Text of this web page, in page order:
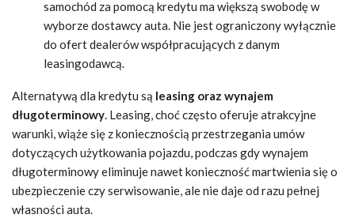
samochód za pomocą kredytu ma większą swobodę w
wyborze dostawcy auta. Nie jest ograniczony wyłącznie
do ofert dealerów współpracujących z danym
leasingodawcą.
Alternatywą dla kredytu są leasing oraz wynajem
długoterminowy. Leasing, choć często oferuje atrakcyjne
warunki, wiąże się z koniecznością przestrzegania umów
dotyczących użytkowania pojazdu, podczas gdy wynajem
długoterminowy eliminuje nawet konieczność martwienia się o
ubezpieczenie czy serwisowanie, ale nie daje od razu pełnej
własności auta.